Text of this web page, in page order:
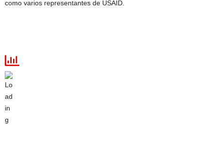
como varios representantes de USAID.